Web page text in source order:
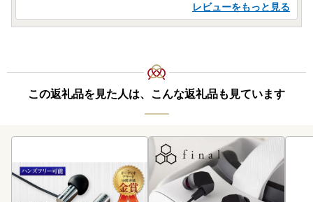
レビューをもっと見る
この返礼品を見た人は、こんな返礼品も見ています